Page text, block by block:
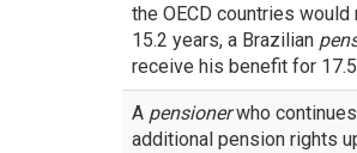
the OECD countries
15.2 years, a Brazilian
receive his benefit for
A pensionerwho
additional pension rights